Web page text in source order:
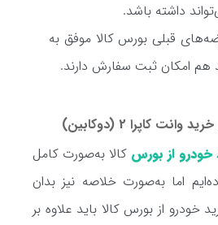
قبلی بورس کالا موفق به
هم امکان ثبت سفارش دارند.
کاپرا 2 (دوکابین)
از بورس کالا به‌صورت کامل
اما به‌صورت خلاصه نیز بدان
خودرو از بورس کالا باید علاوه بر